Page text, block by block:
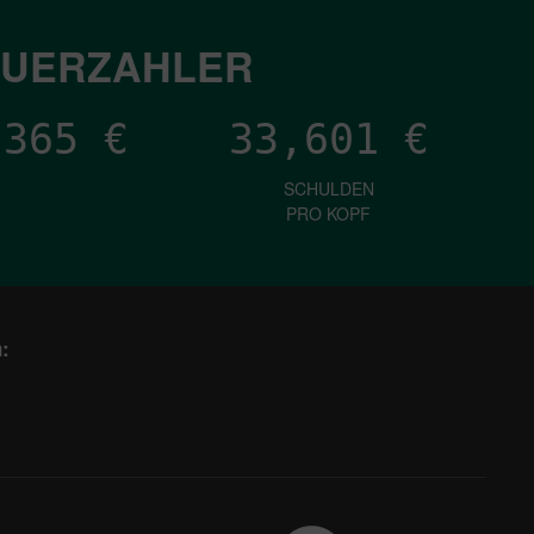
€ 33,601 €
SCHULDEN
PRO KOPF